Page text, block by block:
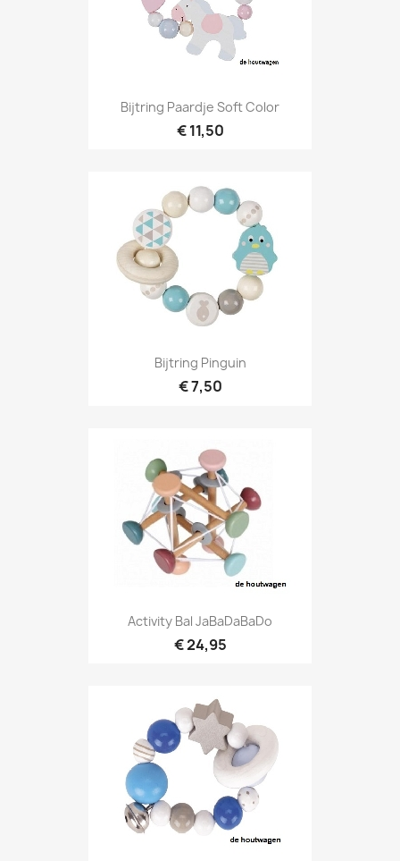
Bijtring Paardje Soft Color
€ 11,50
Bijtring Pinguin
€ 7,50
Activity Bal JaBaDaBaDo
€ 24,95